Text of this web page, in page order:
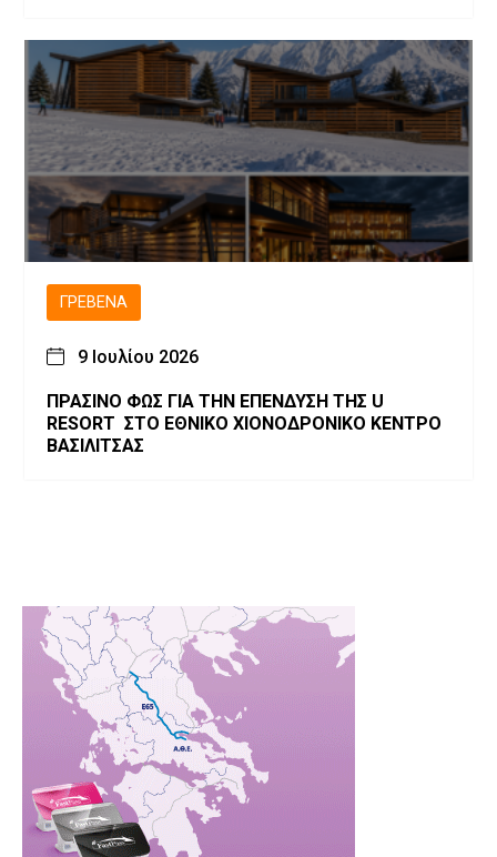
ΓΡΕΒΕΝΆ
9 Ιουλίου 2026
ΠΡΑΣΙΝΟ ΦΩΣ ΓΙΑ ΤΗΝ ΕΠΕΝΔΥΣΗ ΤΗΣ U
RESORT ΣΤΟ ΕΘΝΙΚΟ ΧΙΟΝΟΔΡΟΝΙΚΟ ΚΕΝΤΡΟ
ΒΑΣΙΛΙΤΣΑΣ